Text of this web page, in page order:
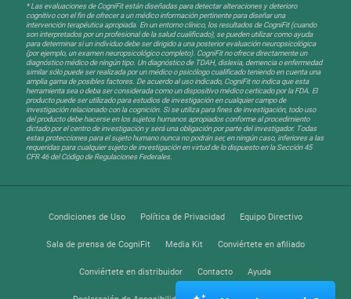
* Las evaluaciones de CogniFit están diseñadas para detectar alteraciones y deterioro
cognitivo con el fin de ofrecer a un médico información pertinente para diseñar una
intervención terapéutica apropiada. En un entorno clínico, los resultados de CogniFit (cuando
son interpretados por un profesional de la salud cualificado), se pueden utilizar como ayuda
para determinar si un individuo debe ser dirigido a una posterior evaluación neuropsicológica
(por ejemplo, un examen neuropsicológico completo). CogniFit no ofrece directamente un
diagnóstico médico de ningún tipo. Un diagnóstico de TDAH, dislexia, demencia o enfermedad
similar sólo puede ser realizada por un médico o psicólogo cualificado teniendo en cuenta una
amplia gama de posibles factores. De acuerdo al uso indicado, CogniFit no indica que esta
herramienta sea o deba ser considerada como un dispositivo médico certicado por la FDA. El
producto puede ser utilizado para estudios de investigación en cualquier campo de
investigación relacionado con la cognición. Si se utiliza para fines de investigación, todo uso
del producto debe hacerse en los sujetos humanos apropiados conforme al procedimiento
dictado por el centro de investigación y será una obligación por parte del investigador. Todas
estas protecciones para el sujeto humano nunca no podrán ser, en ningún caso, inferiores a las
requeridas para cualquier sujeto de investigación en virtud de lo dispuesto en la Sección 45
CFR 46 del Código de Regulaciones Federales.
Condiciones de Uso Política de Privacidad Equipo Directivo
Sala de prensa de CogniFit Media Kit Conviértete en afiliado
Conviértete en distribuidor Contacto Ayuda